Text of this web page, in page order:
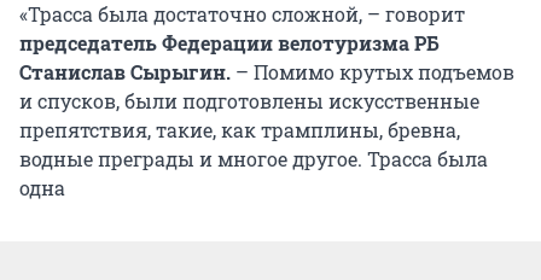
«Трасса была достаточно сложной, – говорит
председатель Федерации велотуризма РБ
Станислав Сырыгин. – Помимо крутых подъемов
и спусков, были подготовлены искусственные
препятствия, такие, как трамплины, бревна,
водные преграды и многое другое. Трасса была
одна